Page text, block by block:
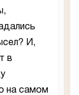
И,
в
на самом